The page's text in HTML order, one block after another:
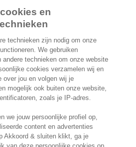
staan klaar om je te
en
technieken zijn nodig om onze
We gebruiken
technieken om onze website
cookies verzamelen wij en
over jou en volgen wij je
mogelijk ook buiten onze website,
zoals je IP-adres.
we jouw persoonlijke profiel op,
content en advertenties
Akkoord & sluiten klikt, ga je